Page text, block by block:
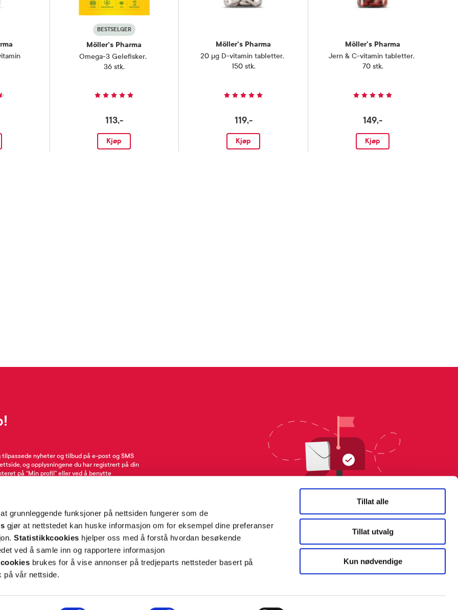
grunnleggende funksjoner på nettsiden fungerer som de
gjør at nettstedet kan huske informasjon om for eksempel dine preferanser
Statistikkcookies hjelper oss med å forstå hvordan besøkende
ved å samle inn og rapportere informasjon
brukes for å vise annonser på tredjeparts nettsteder basert på
på vår nettside.
Tillat alle
Tillat utvalg
Kun nødvendige
(glyserol), vitamin E
Kosttilskudd bør ikke brukes
BESTSELGER
Möller's Pharma
Omega-3 Gelefisker,
36 stk.
113,-
Kjøp
Möller's Pharma
20 µg D-vitamin tabletter,
150 stk.
119,-
Kjøp
Möller's Pharma
Jern & C-vitamin tabletter,
70 stk.
149,-
Kjøp
nyheter og tilbud på e-post og SMS
og opplysningene du har registrert på din
på “Min profil” eller ved å benytte
Meld meg på